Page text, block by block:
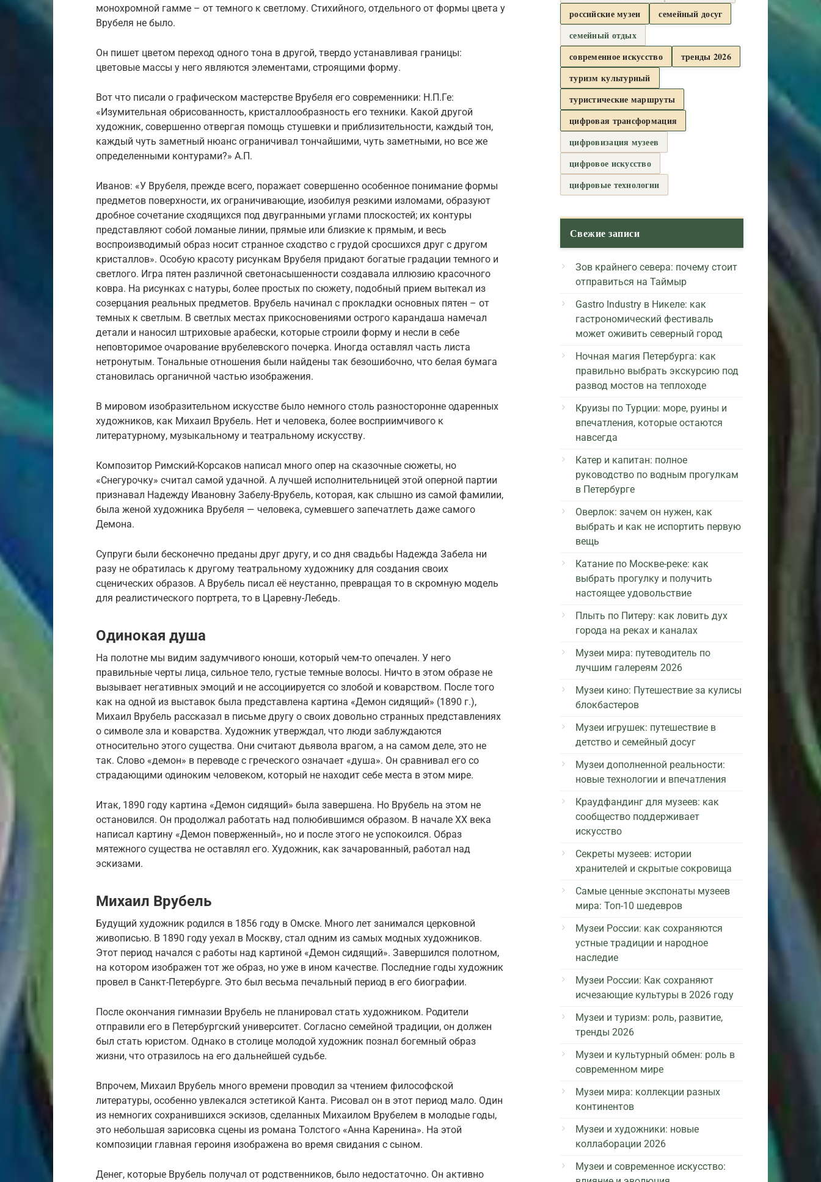
монохромной гамме – от темного к светлому. Стихийного, отдельного от формы цвета у
Врубеля не было.
Он пишет цветом переход одного тона в другой, твердо устанавливая границы:
цветовые массы у него являются элементами, строящими форму.
Вот что писали о графическом мастерстве Врубеля его современники: Н.П.Ге:
«Изумительная обрисованность, кристаллообразность его техники. Какой другой
художник, совершенно отвергая помощь стушевки и приблизительности, каждый тон,
каждый чуть заметный нюанс ограничивал тончайшими, чуть заметными, но все же
определенными контурами?» А.П.
Иванов: «У Врубеля, прежде всего, поражает совершенно особенное понимание формы
предметов поверхности, их ограничивающие, изобилуя резкими изломами, образуют
дробное сочетание сходящихся под двугранными углами плоскостей; их контуры
представляют собой ломаные линии, прямые или близкие к прямым, и весь
воспроизводимый образ носит странное сходство с грудой сросшихся друг с другом
кристаллов». Особую красоту рисункам Врубеля придают богатые градации темного и
светлого. Игра пятен различной светонасышенности создавала иллюзию красочного
ковра. На рисунках с натуры, более простых по сюжету, подобный прием вытекал из
созерцания реальных предметов. Врубель начинал с прокладки основных пятен – от
темных к светлым. В светлых местах прикосновениями острого карандаша намечал
детали и наносил штриховые арабески, которые строили форму и несли в себе
неповторимое очарование врубелевского почерка. Иногда оставлял часть листа
нетронутым. Тональные отношения были найдены так безошибочно, что белая бумага
становилась органичной частью изображения.
В мировом изобразительном искусстве было немного столь разносторонне одаренных
художников, как Михаил Врубель. Нет и человека, более восприимчивого к
литературному, музыкальному и театральному искусству.
Композитор Римский-Корсаков написал много опер на сказочные сюжеты, но
«Снегурочку» считал самой удачной. А лучшей исполнительницей этой оперной партии
признавал Надежду Ивановну Забелу-Врубель, которая, как слышно из самой фамилии,
была женой художника Врубеля — человека, сумевшего запечатлеть даже самого
Демона.
Супруги были бесконечно преданы друг другу, и со дня свадьбы Надежда Забела ни
разу не обратилась к другому театральному художнику для создания своих
сценических образов. А Врубель писал её неустанно, превращая то в скромную модель
для реалистического портрета, то в Царевну-Лебедь.
Одинокая душа
На полотне мы видим задумчивого юноши, который чем-то опечален. У него
правильные черты лица, сильное тело, густые темные волосы. Ничто в этом образе не
вызывает негативных эмоций и не ассоциируется со злобой и коварством. После того
как на одной из выставок была представлена картина «Демон сидящий» (1890 г.),
Михаил Врубель рассказал в письме другу о своих довольно странных представлениях
о символе зла и коварства. Художник утверждал, что люди заблуждаются
относительно этого существа. Они считают дьявола врагом, а на самом деле, это не
так. Слово «демон» в переводе с греческого означает «душа». Он сравнивал его со
страдающими одиноким человеком, который не находит себе места в этом мире.
Итак, 1890 году картина «Демон сидящий» была завершена. Но Врубель на этом не
остановился. Он продолжал работать над полюбившимся образом. В начале XX века
написал картину «Демон поверженный», но и после этого не успокоился. Образ
мятежного существа не оставлял его. Художник, как зачарованный, работал над
эскизами.
Михаил Врубель
Будущий художник родился в 1856 году в Омске. Много лет занимался церковной
живописью. В 1890 году уехал в Москву, стал одним из самых модных художников.
Этот период начался с работы над картиной «Демон сидящий». Завершился полотном,
на котором изображен тот же образ, но уже в ином качестве. Последние годы художник
провел в Санкт-Петербурге. Это был весьма печальный период в его биографии.
После окончания гимназии Врубель не планировал стать художником. Родители
отправили его в Петербургский университет. Согласно семейной традиции, он должен
был стать юристом. Однако в столице молодой художник познал богемный образ
жизни, что отразилось на его дальнейшей судьбе.
Впрочем, Михаил Врубель много времени проводил за чтением философской
литературы, особенно увлекался эстетикой Канта. Рисовал он в этот период мало. Один
из немногих сохранившихся эскизов, сделанных Михаилом Врубелем в молодые годы,
это небольшая зарисовка сцены из романа Толстого «Анна Каренина». На этой
композиции главная героиня изображена во время свидания с сыном.
Денег, которые Врубель получал от родственников, было недостаточно. Он активно
российские музеи
семейный досуг
семейный отдых
современное искусство
тренды 2026
туризм культурный
туристические маршруты
цифровая трансформация
цифровизация музеев
цифровое искусство
цифровые технологии
Свежие записи
Зов крайнего севера: почему стоит
отправиться на Таймыр
Gastro Industry в Никеле: как
гастрономический фестиваль
может оживить северный город
Ночная магия Петербурга: как
правильно выбрать экскурсию под
развод мостов на теплоходе
Круизы по Турции: море, руины и
впечатления, которые остаются
навсегда
Катер и капитан: полное
руководство по водным прогулкам
в Петербурге
Оверлок: зачем он нужен, как
выбрать и как не испортить первую
вещь
Катание по Москве-реке: как
выбрать прогулку и получить
настоящее удовольствие
Плыть по Питеру: как ловить дух
города на реках и каналах
Музеи мира: путеводитель по
лучшим галереям 2026
Музеи кино: Путешествие за кулисы
блокбастеров
Музеи игрушек: путешествие в
детство и семейный досуг
Музеи дополненной реальности:
новые технологии и впечатления
Краудфандинг для музеев: как
сообщество поддерживает
искусство
Секреты музеев: истории
хранителей и скрытые сокровища
Самые ценные экспонаты музеев
мира: Топ-10 шедевров
Музеи России: как сохраняются
устные традиции и народное
наследие
Музеи России: Как сохраняют
исчезающие культуры в 2026 году
Музеи и туризм: роль, развитие,
тренды 2026
Музеи и культурный обмен: роль в
современном мире
Музеи мира: коллекции разных
континентов
Музеи и художники: новые
коллаборации 2026
Музеи и современное искусство: